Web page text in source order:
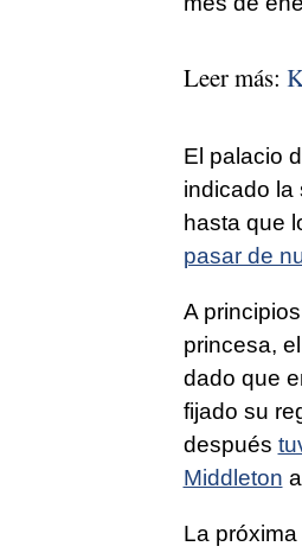
Leer más:
El palacio
indicado la
hasta que
pasar de
A
princesa,
dado que
fijado su
después
Middleton
La